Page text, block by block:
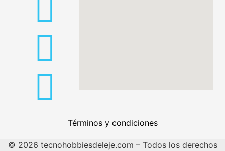
Términos y condiciones
© 2026 tecnohobbiesdeleje.com – Todos los derechos